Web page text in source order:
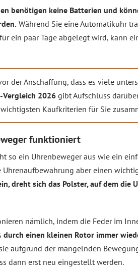
benötigen keine Batterien und
Während Sie eine Automatikuhr
ein paar Tage abgelegt wird, kann
der Anschaffung, dass es viele
Vergleich 2026gibt Aufschluss
Kaufkriterien für Sie
funktioniert
so ein Uhrenbeweger aus wie ein
aber einen
dreht sich das Polster, auf dem die
nämlich, indem die Feder im
durch einen kleinen Rotor immer
aufgrund der mangelnden
dann erst neu eingestellt werden.